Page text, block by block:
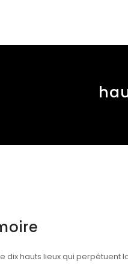
dix hauts lieux qui